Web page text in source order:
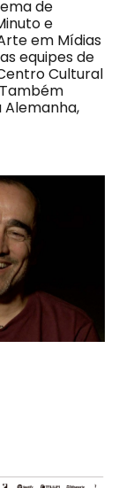
de
e
em Mídias
equipes de
Cultural